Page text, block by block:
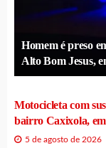
Homem é preso
Alto Bom Jesus,
Motocicleta com
bairro Caxixola,
5 de agosto de 2026